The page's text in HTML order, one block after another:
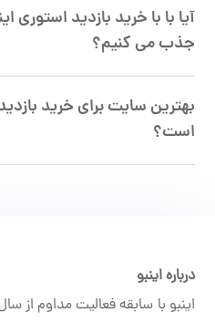
آیا با با خرید بازدید استوری
جذب می کنیم؟
بهترین سایت برای خرید
است؟
درباره اینبو